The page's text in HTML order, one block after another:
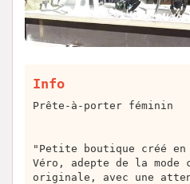
Info
Prête-à-porter féminin
"Petite boutique créé en
Véro, adepte de la
originale, avec une